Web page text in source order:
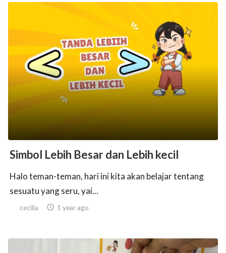
Simbol Lebih Besar dan Lebih kecil
Halo teman-teman, hari ini kita akan belajar tentang
sesuatu yang seru, yai...
cecilia  1 year ago